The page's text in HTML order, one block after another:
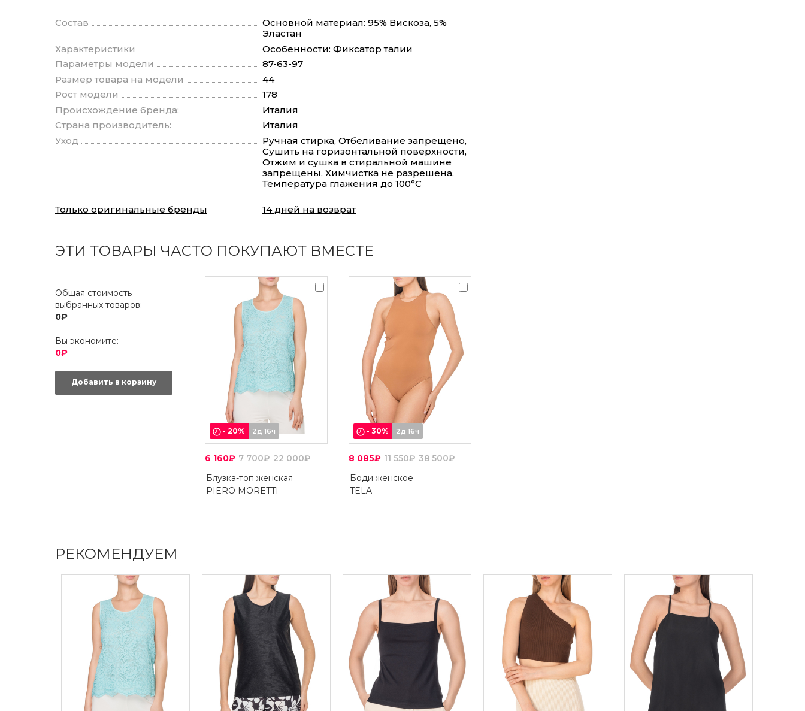
Состав
Основной материал: 95% Вискоза, 5%
Эластан
Характеристики
Особенности: Фиксатор талии
Параметры модели
87-63-97
Размер товара на модели
44
Рост модели
178
Происхождение бренда:
Италия
Страна производитель:
Италия
Уход
Ручная стирка, Отбеливание запрещено,
Сушить на горизонтальной поверхности,
Отжим и сушка в стиральной машине
запрещены, Химчистка не разрешена,
Температура глажения до 100°С
Только оригинальные бренды 14 дней на возврат
ЭТИ ТОВАРЫ ЧАСТО ПОКУПАЮТ ВМЕСТЕ
Общая стоимость
выбранных товаров:
0₽
Вы экономите:
0₽
Добавить в корзину
- 20% 2д 16ч
6 160₽ 7 700₽ 22 000₽
Блузка-топ женская
PIERO MORETTI
- 30% 2д 16ч
8 085₽ 11 550₽ 38 500₽
Боди женское
TELA
РЕКОМЕНДУЕМ